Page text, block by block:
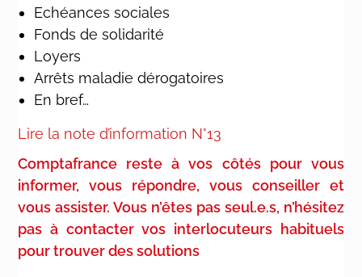
Echéances sociales
Fonds de solidarité
Loyers
Arrêts maladie dérogatoires
En bref…
Lire la note d’information N°13
Comptafrance reste à vos côtés pour vous
informer, vous répondre, vous conseiller et
vous assister.Vous n’êtes pas seul.e.s, n’hésitez
pas à contacter vos interlocuteurs habituels
pour trouver des solutions